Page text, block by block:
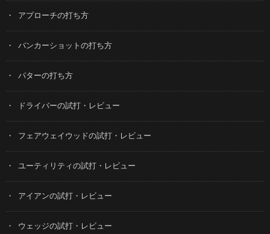
アプローチの打ち方
バンカーショットの打ち方
パターの打ち方
ドライバーの試打・レビュー
フェアウェイウッドの試打・レビュー
ユーティリティの試打・レビュー
アイアンの試打・レビュー
ウェッジの試打・レビュー